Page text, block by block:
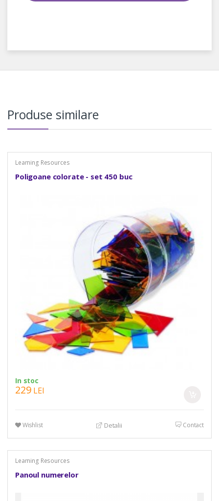
Produse similare
Learning Resources
Poligoane colorate - set 450 buc
In stoc
229 LEI
Wishlist Detalii Contact
Learning Resources
Panoul numerelor